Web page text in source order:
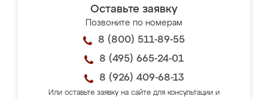
Оставьте заявку
Позвоните по номерам
8 (800) 511-89-55
8 (495) 665-24-01
8 (926) 409-68-13
Или оставьте заявку на сайте для консультации и